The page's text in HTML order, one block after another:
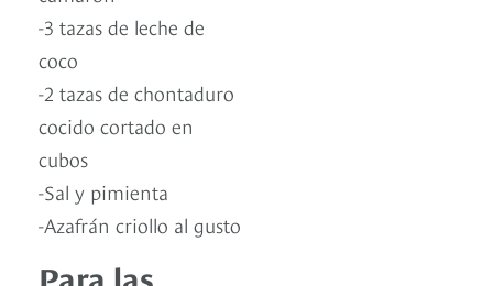
-3 tazas de leche de
coco
-2 tazas de chontaduro
cocido cortado en
cubos
-Sal y pimienta
-Azafrán criollo al gusto
Para las